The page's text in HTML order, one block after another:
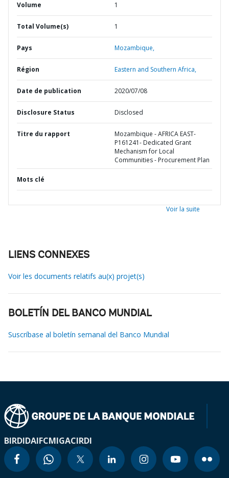
Volume 1
Total Volume(s) 1
Pays Mozambique,
Région Eastern and Southern Africa,
Date de publication 2020/07/08
Disclosure Status Disclosed
Titre du rapport
Mozambique - AFRICA EAST-
P161241- Dedicated Grant
Mechanism for Local
Communities - Procurement Plan
Mots clé
Voir la suite
LIENS CONNEXES
Voir les documents relatifs au(x) projet(s)
BOLETÍN DEL BANCO MUNDIAL
Suscríbase al boletín semanal del Banco Mundial
BIRDIDAIFCMIGACIRDI